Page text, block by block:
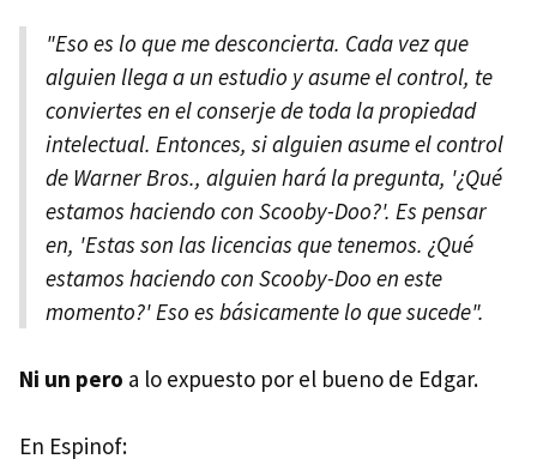
"Eso es lo que me desconcierta. Cada vez que
alguien llega a un estudio y asume el control, te
conviertes en el conserje de toda la propiedad
intelectual. Entonces, si alguien asume el control
de Warner Bros., alguien hará la pregunta, '¿Qué
estamos haciendo con Scooby-Doo?'. Es pensar
en, 'Estas son las licencias que tenemos. ¿Qué
estamos haciendo con Scooby-Doo en este
momento?' Eso es básicamente lo que sucede".
Ni un pero a lo expuesto por el bueno de Edgar.
En Espinof: